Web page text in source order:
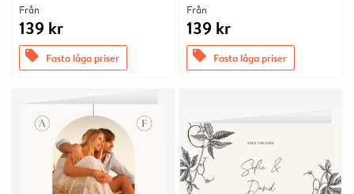
Från
139 kr
offers Fasta låga priser
Från
139 kr
offers Fasta låga priser